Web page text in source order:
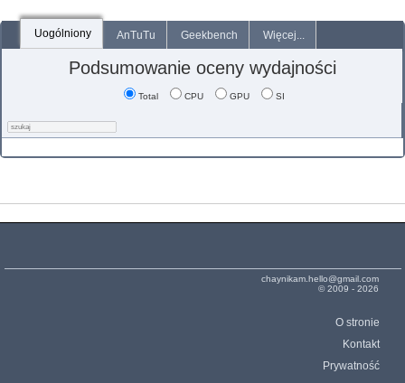
Uogólniony AnTuTu Geekbench Więcej...
Podsumowanie oceny wydajności
Total CPU GPU SI
chaynikam.hello@gmail.com
© 2009 - 2026
O stronie
Kontakt
Prywatność